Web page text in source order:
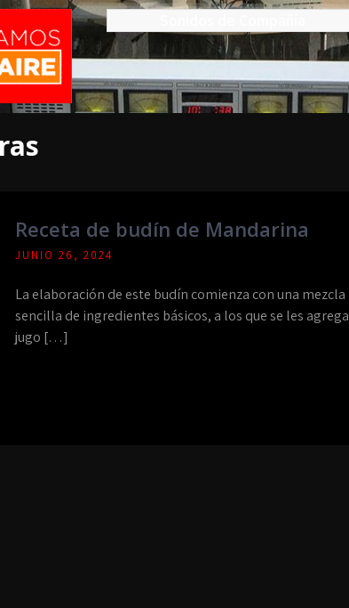
Receta de budín de Mandarina
JUNIO 26, 2024
La elaboración de este budín comienza con una mezcla
sencilla de ingredientes básicos, a los que se les agrega
jugo […]